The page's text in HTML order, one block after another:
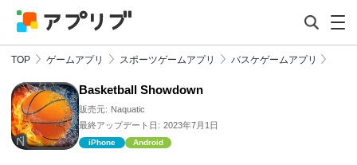
TOP ゲームアプリ スポーツゲームアプリ バスケゲームアプリ
Basketball Showdown
販売元: Naquatic
最終アップデート日: 2023年7月1日
iPhone Android